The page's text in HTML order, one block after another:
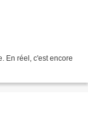
En réel, c'est encore